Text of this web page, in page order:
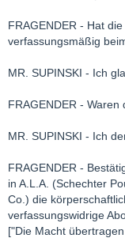
FRAGENDER - Hat
verfassungsmäßig
MR. SUPINSKI - Ich
FRAGENDER -
MR. SUPINSKI - Ich
FRAGENDER -
in A.L.A. (Schechter
Co.) die
verfassungswidrige
["Die Macht